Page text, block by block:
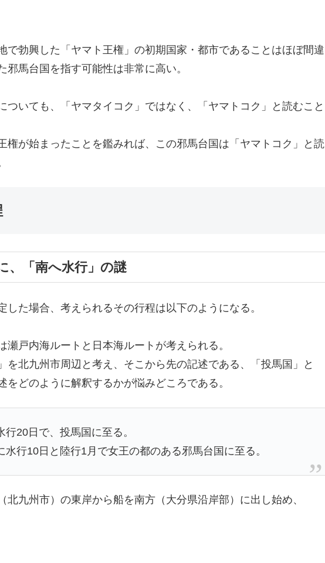
で勃興した「ヤマト王権」の初期国家・都市であることはほぼ間違
馬台国を指す可能性は非常に高い。
ついても、「ヤマタイコク」ではなく、「ヤマトコク」と読むこと
権が始まったことを鑑みれば、この邪馬台国は「ヤマトコク」と読
、「南へ水行」の謎
した場合、考えられるその行程は以下のようになる。
瀬戸内海ルートと日本海ルートが考えられる。
を北九州市周辺と考え、そこから先の記述である、「投馬国」と
をどのように解釈するかが悩みどころである。
20日で、投馬国に至る。
行10日と陸行1月で女王の都のある邪馬台国に至る。
北九州市）の東岸から船を南方（大分県沿岸部）に出し始め、